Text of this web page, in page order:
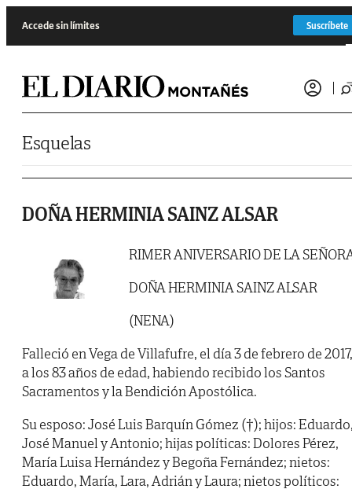
Accede sin límites Suscríbete
Esquelas
DOÑA HERMINIA SAINZ ALSAR
RIMER ANIVERSARIO DE LA
DOÑA HERMINIA SAINZ ALSAR
(NENA)
Falleció en Vega de Villafufre, el día 3 de febrero de 2017,
a los 83 años de edad, habiendo recibido los Santos
Sacramentos y la Bendición Apostólica.
Su esposo: José Luis Barquín Gómez (†); hijos:
José Manuel y Antonio; hijas políticas: Dolores Pérez,
María Luisa Hernández y Begoña Fernández; nietos:
Eduardo, María, Lara, Adrián y Laura; nietos políticos: